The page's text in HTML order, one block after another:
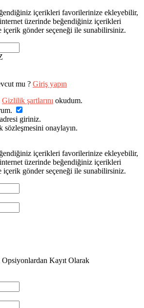
içerikleri favorilerinize ekleyebilir,
üzerinde beğendiğiniz içerikleri
gönder seçeneği ile sunabilirsiniz.
mu ? Giriş yapın
Gizlilik şartlarını okudum.
giriniz.
onaylayın.
içerikleri favorilerinize ekleyebilir,
üzerinde beğendiğiniz içerikleri
gönder seçeneği ile sunabilirsiniz.
Kayıt Olarak